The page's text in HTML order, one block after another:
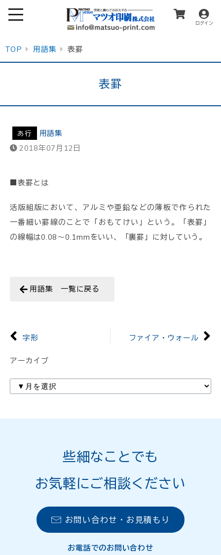
ログイン
TOP 用語集 表罫
表罫
あ行
用語集
2018年07月12日
■表罫とは
活版組版において、アルミや亜鉛などの薄板で作られた
一番細い罫線のことで「おもてけい」という。「表罫」
の線幅は0.08〜0.1mmをいい、「裏罫」に対していう。
用語集 一覧に戻る
字形 ファイア・ウォール
アーカイブ
些細なことでも
お気軽にご相談ください
お問い合わせ・お見積もり
お電話でのお問い合わせ